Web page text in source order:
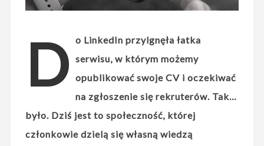
D o LinkedIn przylgnęła łatka
serwisu, w którym możemy
opublikować swoje CV i oczekiwać
na zgłoszenie się rekruterów. Tak…
było. Dziś jest to społeczność, której
członkowie dzielą się własną wiedzą